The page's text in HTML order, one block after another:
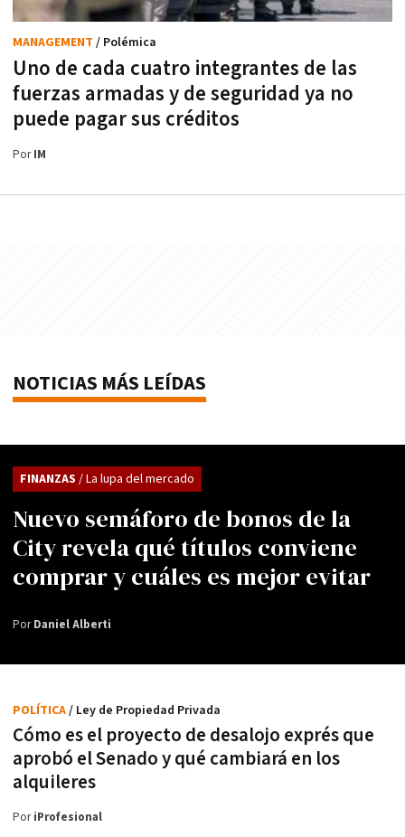
Uno de cada cuatro integrantes de las
fuerzas armadas y de seguridad ya no
puede pagar sus créditos
MANAGEMENT / Polémica
PorIM
NOTICIAS MÁS LEÍDAS
Nuevo semáforo de bonos de la
City revela qué títulos conviene
comprar y cuáles es mejor evitar
FINANZAS / La lupa del mercado
PorDaniel Alberti
Cómo es el proyecto de desalojo exprés que
aprobó el Senado y qué cambiará en los
alquileres
POLÍTICA/ Ley de Propiedad Privada
PoriProfesional